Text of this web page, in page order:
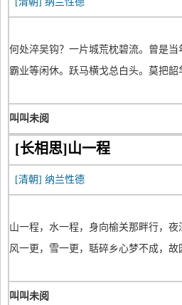
何处淬吴钩？一片城荒枕碧流。曾是
霸业等闲休。跃马横戈总白头。莫把
叫叫未阅
[长相思]山一程
[清朝] 纳兰性德
山一程，水一程，身向榆关那畔行，夜
风一更，雪一更，聒碎乡心梦不成，故
叫叫未阅